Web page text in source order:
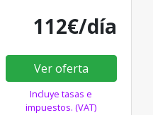
112€/día
Ver oferta
Incluye tasas e
impuestos. (VAT)